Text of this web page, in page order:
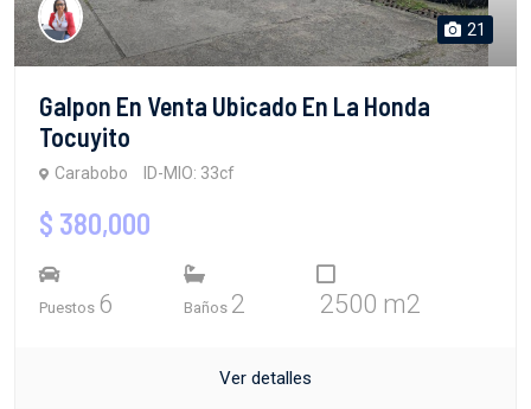
21
Galpon En Venta Ubicado En La Honda
Tocuyito
Carabobo ID-MIO: 33cf
$ 380,000
Puestos 6 Baños 2 2500 m2
Ver detalles